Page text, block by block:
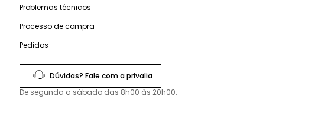
Problemas técnicos
Processo de compra
Pedidos
Dúvidas? Fale com a privalia
De segunda a sábado das 8h00 às 20h00.